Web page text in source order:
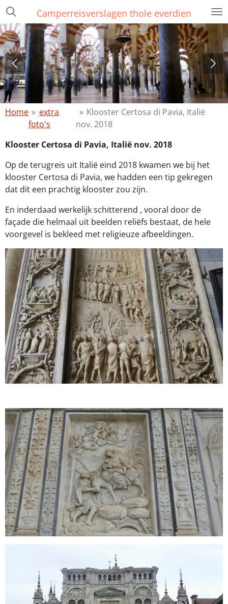
Ga
direct
naar
de
hoofdinhoud
Camperreisverslagen thole everdien
Home » extra
foto's
» Klooster Certosa di Pavia, Italië
nov. 2018
Klooster Certosa di Pavia, Italië nov. 2018
Op de terugreis uit Italië eind 2018 kwamen we bij het
klooster Certosa di Pavia, we hadden een tip gekregen
dat dit een prachtig klooster zou zijn.
En inderdaad werkelijk schitterend , vooral door de
façade die helmaal uit beelden reliëfs bestaat, de hele
voorgevel is bekleed met religieuze afbeeldingen.